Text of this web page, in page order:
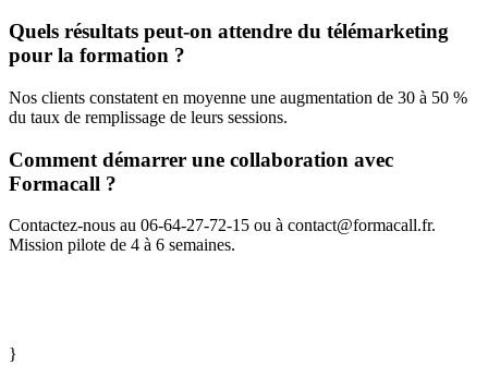
Quels résultats peut-on attendre du télémarketing
pour la formation ?
Nos clients constatent en moyenne une augmentation de 30 à 50 %
du taux de remplissage de leurs sessions.
Comment démarrer une collaboration avec
Formacall ?
Contactez-nous au 06-64-27-72-15 ou à contact@formacall.fr.
Mission pilote de 4 à 6 semaines.
}